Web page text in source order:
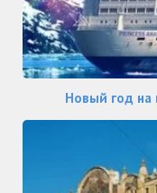
Новый год на